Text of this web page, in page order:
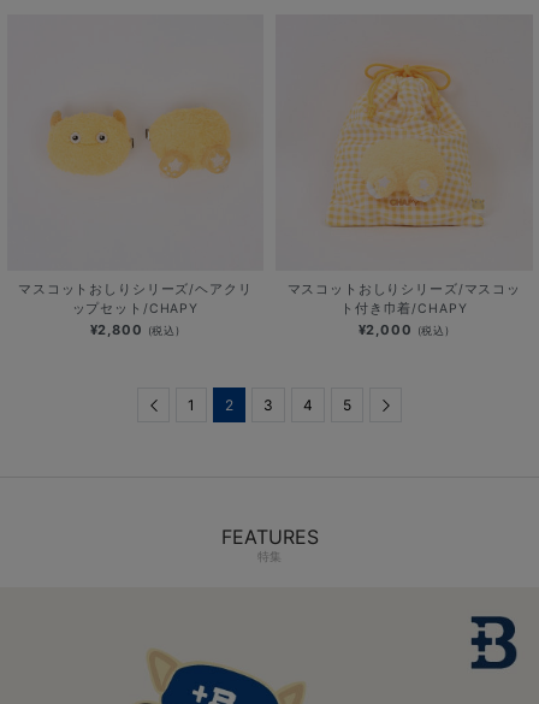
マスコットおしりシリーズ/ヘアクリ
ップセット/CHAPY
¥2,800 (税込)
マスコットおしりシリーズ/マスコッ
ト付き巾着/CHAPY
¥2,000 (税込)
Previous
1 2 3 4 5
FEATURES
特集